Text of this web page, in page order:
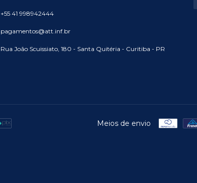
+55 41 998942444
pagamentos@att.inf.br
Rua João Scuissiato, 180 - Santa Quitéria - Curitiba - PR
Meios de envio